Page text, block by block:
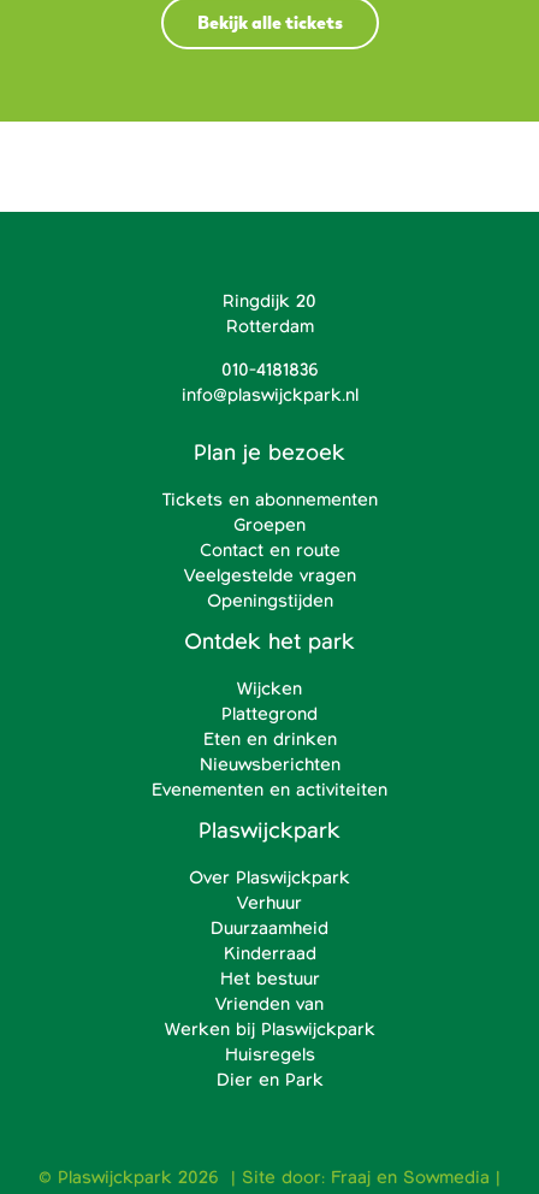
Bekijk alle tickets
Ringdijk 20
Rotterdam
010-4181836
info@plaswijckpark.nl
Plan je bezoek
Tickets en abonnementen
Groepen
Contact en route
Veelgestelde vragen
Openingstijden
Ontdek het park
Wijcken
Plattegrond
Eten en drinken
Nieuwsberichten
Evenementen en activiteiten
Plaswijckpark
Over Plaswijckpark
Verhuur
Duurzaamheid
Kinderraad
Het bestuur
Vrienden van
Werken bij Plaswijckpark
Huisregels
Dier en Park
© Plaswijckpark 2026 | Site door: Fraaj en Sowmedia |